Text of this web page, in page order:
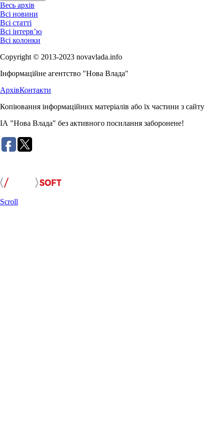
Весь архів
Всі новини
Всі статті
Всі інтерв’ю
Всі колонки
Copyright © 2013-2023 novavlada.info
Інформаційне агентство "Нова Влада"
АрхівКонтакти
Копіювання інформаційних матеріалів або їх частини з сайту
ІА "Нова Влада" без активного посилання заборонене!
Scroll